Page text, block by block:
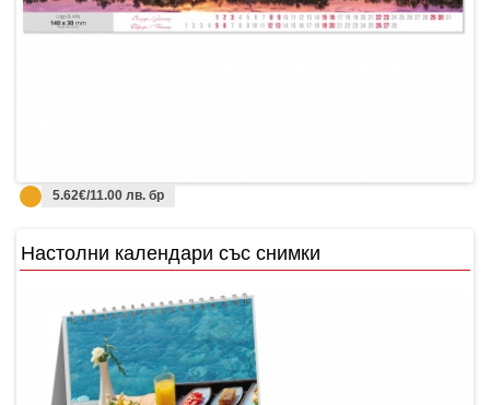
5.62€/11.00 лв. бр
Настолни календари със снимки